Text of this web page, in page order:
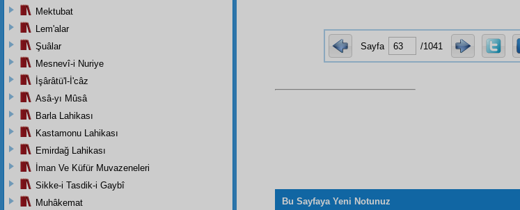
Sayfa /1041
Bu Sayfaya Yeni Notunuz
Mektubat
Lem'alar
Şuâlar
Mesnevî-i Nuriye
İşârâtü'l-İ'câz
Asâ-yı Mûsâ
Barla Lahikası
Kastamonu Lahikası
Emirdağ Lahikası
İman Ve Küfür Muvazeneleri
Sikke-i Tasdik-i Gaybî
Muhâkemat